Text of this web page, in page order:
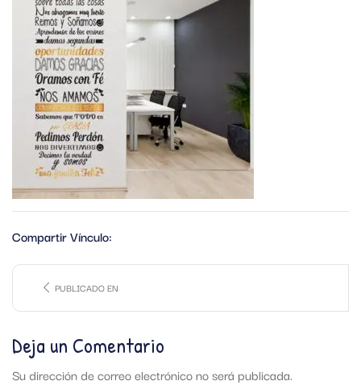
Compartir Vínculo:
PUBLICADO EN
Deja un Comentario
Su dirección de correo electrónico no será publicada.